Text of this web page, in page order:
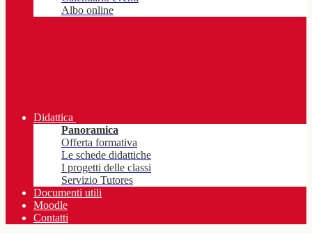
Albo online
Didattica
Panoramica
Offerta formativa
Le schede didattiche
I progetti delle classi
Servizio Tutores
Documenti utili
Moodle
Contatti